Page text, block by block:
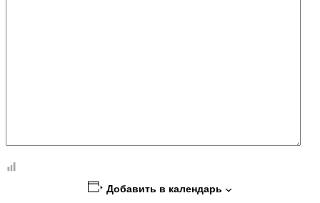
Добавить в календарь